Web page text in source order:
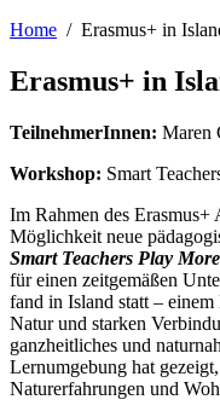
Home
Erasmus+ in
Erasmus+ in
TeilnehmerInnen: Maren
Workshop: Smart
Im Rahmen des Erasmus+
Möglichkeit neue
Smart Teachers Play More
für einen zeitgemäßen
fand in Island statt –
Natur und starken
ganzheitliches und
Lernumgebung hat
Naturerfahrungen und